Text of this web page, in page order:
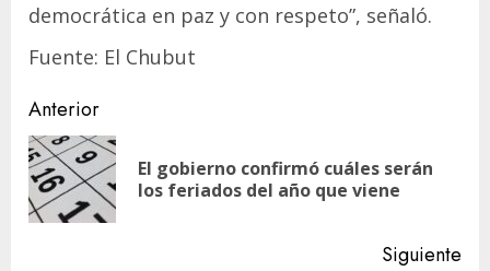
democrática en paz y con respeto”, señaló.
Fuente: El Chubut
Navegación
de
entradas
Anterior
El gobierno confirmó cuáles serán
los feriados del año que viene
Siguiente